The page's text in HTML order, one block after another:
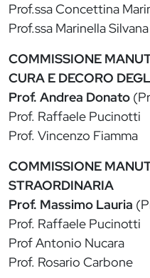
Prof.ssa Concettina
Prof.ssa Marinella
COMMISSIONE
CURA E DECORO
Prof. Andrea Donato
Prof. Raffaele Pucinotti
Prof. Vincenzo Fiamma
COMMISSIONE
STRAORDINARIA
Prof. Massimo Lauria
Prof. Raffaele Pucinotti
Prof Antonio Nucara
Prof. Rosario Carbone